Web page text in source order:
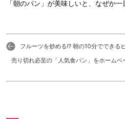
「朝のパン」が美味しいと、なぜか
フルーツを炒める!? 朝の10分でできる
売り切れ必至の「人気食パン」をホーム